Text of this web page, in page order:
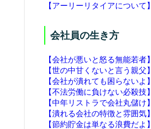
【アーリーリタイアについて】
会社員の生き方
【会社が悪いと怒る無能若者】
【世の中甘くないと言う親父】
【会社が潰れても困らないよ】
【不法労働に負けない必殺技】
【中年リストラで会社丸儲け】
【潰れる会社の特徴と雰囲気】
【節約貯金は単なる浪費だよ】